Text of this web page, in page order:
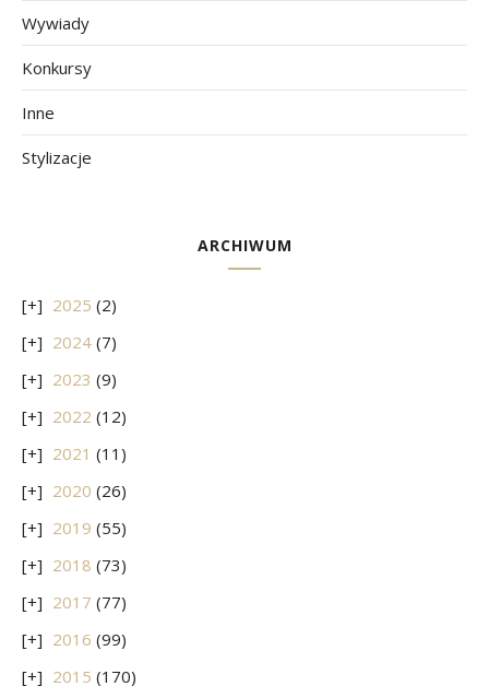
Wywiady
Konkursy
Inne
Stylizacje
ARCHIWUM
2025 (2)
2024 (7)
2023 (9)
2022 (12)
2021 (11)
2020 (26)
2019 (55)
2018 (73)
2017 (77)
2016 (99)
2015 (170)